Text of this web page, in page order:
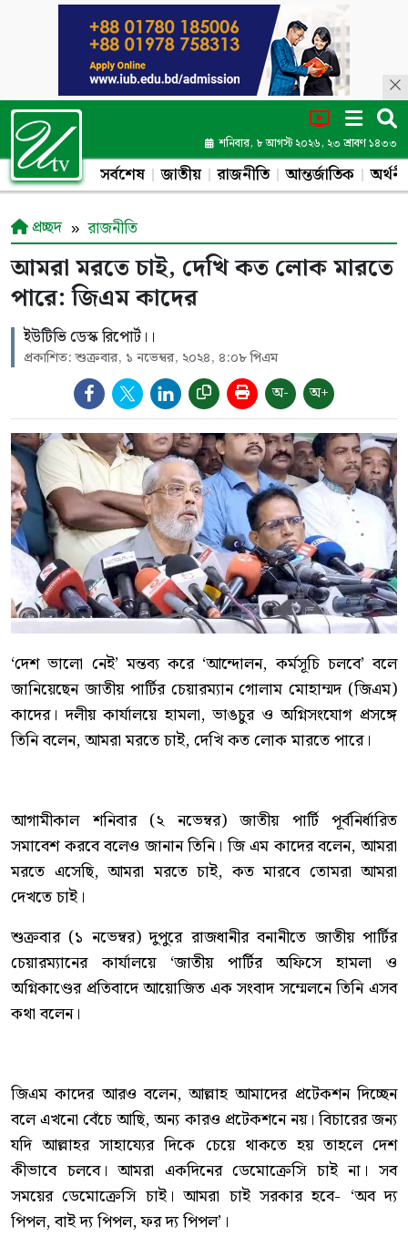
শনিবার, ৮ আগস্ট ২০২৬, ২৩ শ্রাবণ ১৪৩৩
সর্বশেষ জাতীয় রাজনীতি আন্তর্জাতিক
প্রচ্ছদ রাজনীতি
আমরা মরতে চাই, দেখি কত লোক মারতে
পারে: জিএম কাদের
ইউটিভি ডেস্ক রিপোর্ট।।
প্রকাশিত: শুক্রবার, ১ নভেম্বর, ২০২৪, ৪:০৮ পিএম
অ- অ+
‘দেশ ভালো নেই’ মন্তব্য করে ‘আন্দোলন, কর্মসূচি চলবে’ বলে
জানিয়েছেন জাতীয় পার্টির চেয়ারম্যান গোলাম মোহাম্মদ (জিএম)
কাদের। দলীয় কার্যালয়ে হামলা, ভাঙচুর ও অগ্নিসংযোগ প্রসঙ্গে
তিনি বলেন, আমরা মরতে চাই, দেখি কত লোক মারতে পারে।
আগামীকাল শনিবার (২ নভেম্বর) জাতীয় পার্টি পূর্বনির্ধারিত
সমাবেশ করবে বলেও জানান তিনি। জি এম কাদের বলেন, আমরা
মরতে এসেছি, আমরা মরতে চাই, কত মারবে তোমরা আমরা
দেখতে চাই।
শুক্রবার (১ নভেম্বর) দুপুরে রাজধানীর বনানীতে জাতীয় পার্টির
চেয়ারম্যানের কার্যালয়ে ‘জাতীয় পার্টির অফিসে হামলা ও
অগ্নিকাণ্ডের প্রতিবাদে আয়োজিত এক সংবাদ সম্মেলনে তিনি এসব
কথা বলেন।
জিএম কাদের আরও বলেন, আল্লাহ আমাদের প্রটেকশন দিচ্ছেন
বলে এখনো বেঁচে আছি, অন্য কারও প্রটেকশনে নয়। বিচারের জন্য
যদি আল্লাহর সাহায্যের দিকে চেয়ে থাকতে হয় তাহলে দেশ
কীভাবে চলবে। আমরা একদিনের ডেমোক্রেসি চাই না। সব
সময়ের ডেমোক্রেসি চাই। আমরা চাই সরকার হবে- ‘অব দ্য
পিপল, বাই দ্য পিপল, ফর দ্য পিপল’।